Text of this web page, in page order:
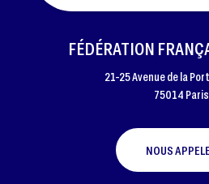
FÉDÉRATION
21-25 Avenue de la
75014 Paris
NOUS